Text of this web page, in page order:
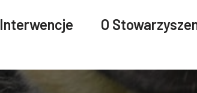
Interwencje O